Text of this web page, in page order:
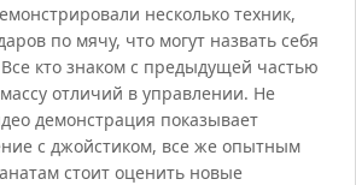
несколько техник,
по мячу, что могут назвать себя
кто знаком с предыдущей частью
массу отличий в управлении. Не
демонстрация показывает
с джойстиком, все же опытным
стоит оценить новые